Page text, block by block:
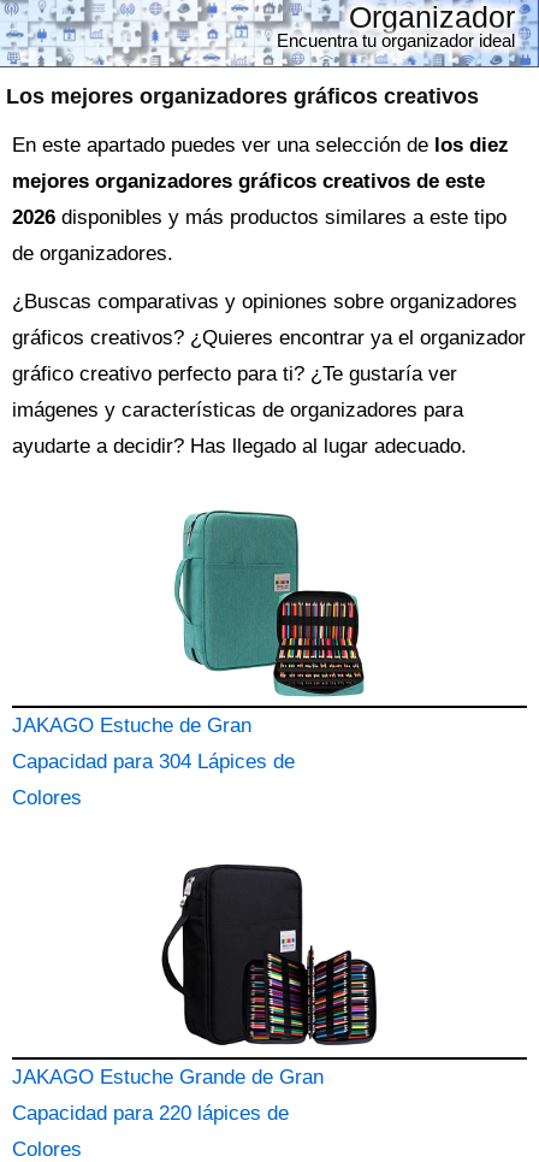
Los mejores organizadores gráficos creativos
Organizador
Encuentra tu organizador ideal
En este apartado puedes ver una selección de los diez
mejores organizadores gráficos creativos de este
2026 disponibles y más productos similares a este tipo
de organizadores.
¿Buscas comparativas y opiniones sobre organizadores
gráficos creativos? ¿Quieres encontrar ya el organizador
gráfico creativo perfecto para ti? ¿Te gustaría ver
imágenes y características de organizadores para
ayudarte a decidir? Has llegado al lugar adecuado.
JAKAGO Estuche de Gran
Capacidad para 304 Lápices de
Colores
JAKAGO Estuche Grande de Gran
Capacidad para 220 lápices de
Colores